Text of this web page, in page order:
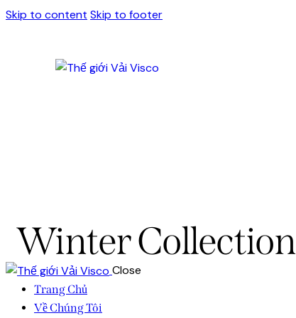
Skip to content Skip to footer
Winter Collection
Close
Trang Chủ
Về Chúng Tôi